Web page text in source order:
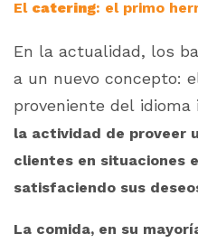
El catering: el primo
En la actualidad, los
a un nuevo concepto:
proveniente del
la actividad de proveer
clientes en situaciones
satisfaciendo sus
La comida, en su